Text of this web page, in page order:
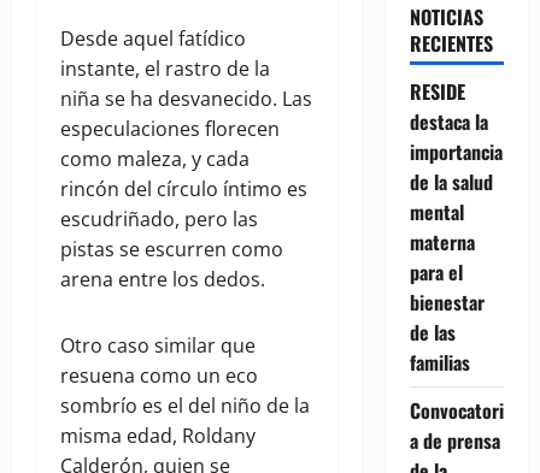
Desde aquel fatídico
instante, el rastro de la
niña se ha desvanecido. Las
especulaciones florecen
como maleza, y cada
rincón del círculo íntimo es
escudriñado, pero las
pistas se escurren como
arena entre los dedos.
Otro caso similar que
resuena como un eco
sombrío es el del niño de la
misma edad, Roldany
Calderón, quien se
NOTICIAS
RECIENTES
RESIDE
destaca la
importancia
de la salud
mental
materna
para el
bienestar
de las
familias
Convocatori
a de prensa